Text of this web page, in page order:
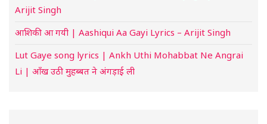
Arijit Singh
आशिकी आ गयी | Aashiqui Aa Gayi Lyrics – Arijit Singh
Lut Gaye song lyrics | Ankh Uthi Mohabbat Ne Angrai
Li | आँख उठी मुहब्बत ने अंगड़ाई ली